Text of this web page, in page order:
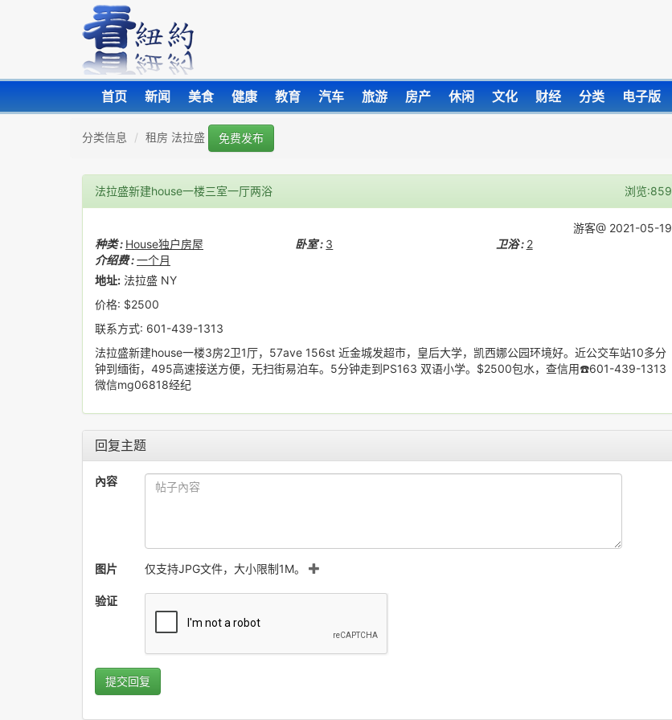
首页 新闻 美食 健康 教育 汽车 旅游 房产 休闲 文化 财经 分类 电子版
分类信息 租房 法拉盛 免费发布
法拉盛新建house一楼三室一厅两浴 浏览:859
游客@ 2021-05-19
种类 : House独户房屋 卧室 : 3 卫浴 : 2
介绍费 :一个月
地址: 法拉盛 NY
价格: $2500
联系方式: 601-439-1313
法拉盛新建house一楼3房2卫1厅，57ave 156st 近金城发超市，皇后大学，凯西娜公园环境好。近公交车站10多分
钟到缅街，495高速接送方便，无扫街易泊车。5分钟走到PS163 双语小学。$2500包水，查信用☎️601-439-1313
微信mg06818经纪
回复主题
內容
图片 仅支持JPG文件，大小限制1M。
验证
提交回复